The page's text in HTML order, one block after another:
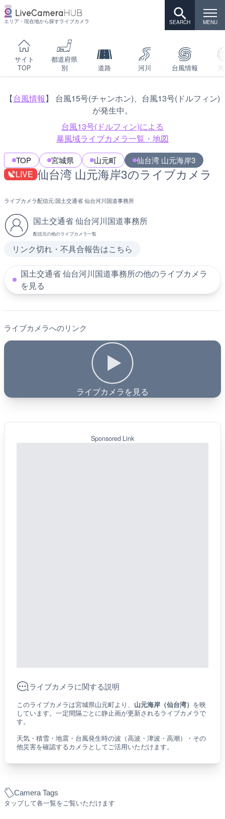
エリア・現在地から探すライブカメラ
サイト
TOP
都道府県
別
道路 河川 台風情報
【台風情報】 台風15号(チャンホン)、台風13号(ドルフィン)
が発生中。
台風13号(ドルフィン)による
暴風域ライブカメラ一覧・地図
TOP 宮城県 山元町 仙台湾 山元海岸3
LIVE 仙台湾 山元海岸3のライブカメラ
ライブカメラ配信元:国土交通省 仙台河川国道事務所
国土交通省 仙台河川国道事務所
配信元の他のライブカメラ一覧
リンク切れ・不具合報告はこちら
国土交通省 仙台河川国道事務所の他のライブカメラ
を見る
ライブカメラへのリンク
ライブカメラを見る
Camera Tags
タップして各一覧をご覧いただけます
Sponsored Link
ライブカメラに関する説明
このライブカメラは宮城県山元町より、 山元海岸（仙台湾） を映
しています。一定間隔ごとに静止画が更新されるライブカメラで
す。
天気・積雪・地震・台風発生時の波（高波・津波・高潮）・その
他災害を確認するカメラとしてご活用いただけます。